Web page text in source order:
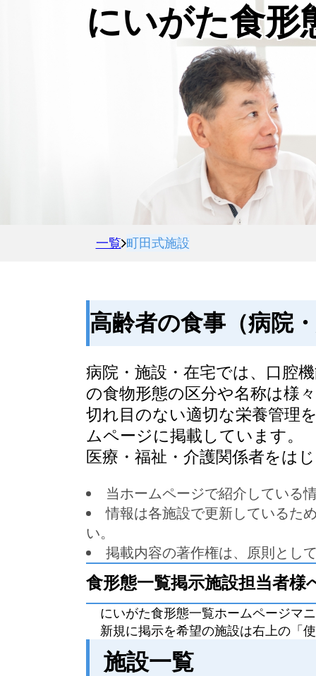
にいがた食形
一覧 町田式施設
高齢者の食事（病院
病院・施設・在宅では、口腔
の食物形態の区分や名称は様
切れ目のない適切な栄養管理
ムページに掲載しています。
医療・福祉・介護関係者を
当ホームページで紹介している
情報は各施設で更新しているた
い。
掲載内容の著作権は、原則とし
食形態一覧掲示施設担当者様
にいがた食形態一覧ホームページマ
新規に掲示を希望の施設は右上の「
施設一覧